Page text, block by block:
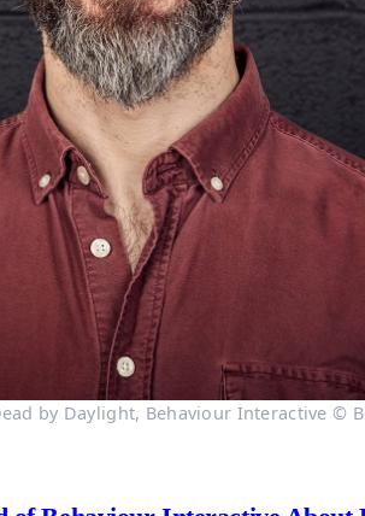
by Daylight, Behaviour Interactive ©